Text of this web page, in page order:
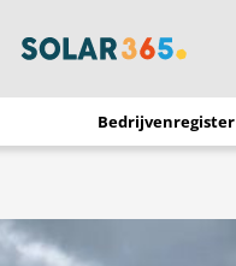
Bedrijvenregister